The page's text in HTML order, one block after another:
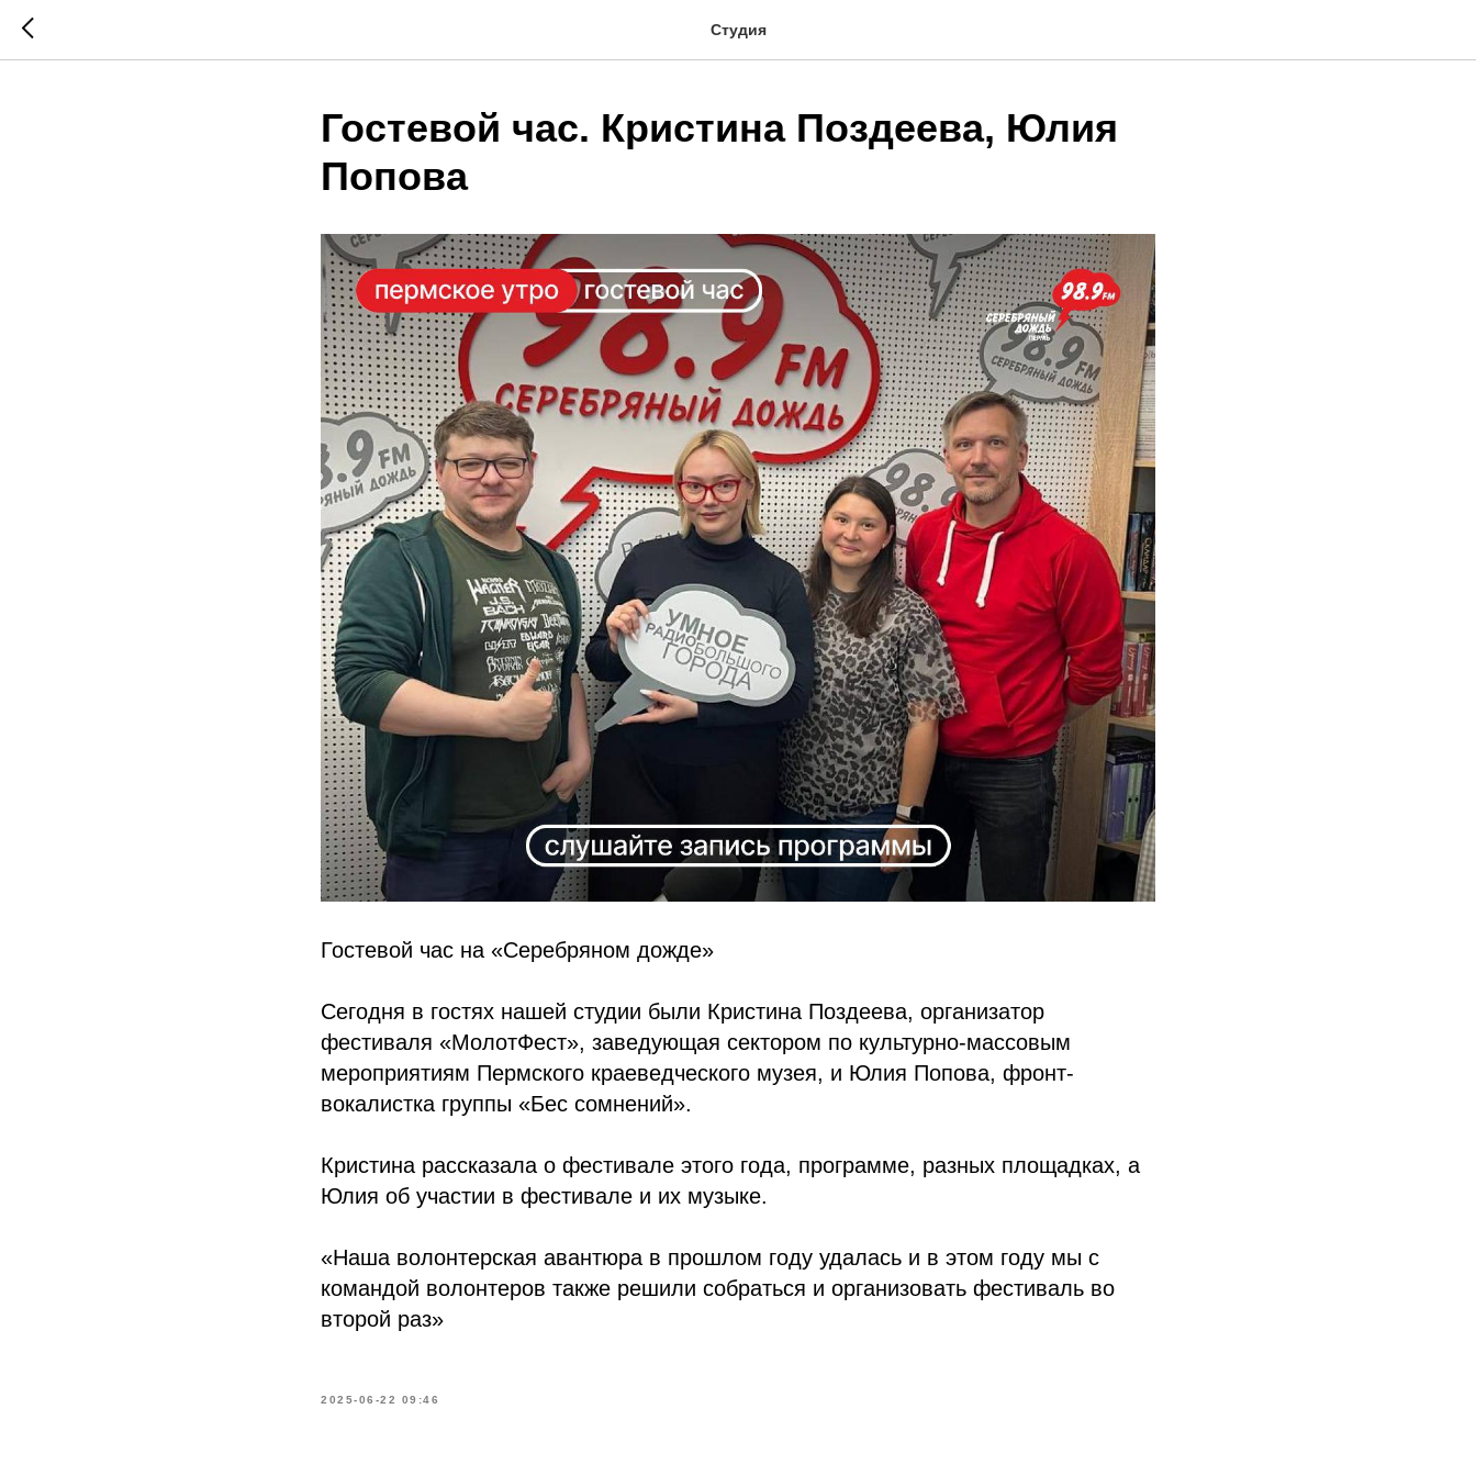
Студия
Гостевой час. Кристина Поздеева, Юлия
Попова
Гостевой час на «Серебряном дожде»
Сегодня в гостях нашей студии были Кристина Поздеева, организатор
фестиваля «МолотФест», заведующая сектором по культурно-массовым
мероприятиям Пермского краеведческого музея, и Юлия Попова, фронт-
вокалистка группы «Бес сомнений».
Кристина рассказала о фестивале этого года, программе, разных площадках, а
Юлия об участии в фестивале и их музыке.
«Наша волонтерская авантюра в прошлом году удалась и в этом году мы с
командой волонтеров также решили собраться и организовать фестиваль во
второй раз»
2025-06-22 09:46